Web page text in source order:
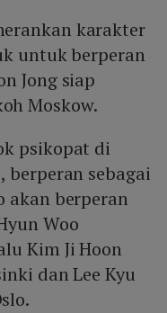
karakter
untuk berperan
Jong siap
Moskow.
psikopat di
berperan sebagai
akan berperan
Woo
Kim Ji Hoon
dan Lee Kyu